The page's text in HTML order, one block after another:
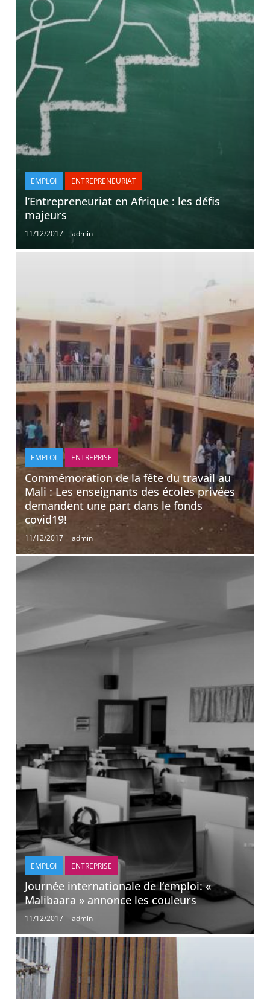
EMPLOI ENTREPRENEURIAT
l’Entrepreneuriat en Afrique : les défis
majeurs
11/12/2017 admin
EMPLOI ENTREPRISE
Commémoration de la fête du travail au
Mali : Les enseignants des écoles privées
demandent une part dans le fonds
covid19!
11/12/2017 admin
EMPLOI ENTREPRISE
Journée internationale de l’emploi: «
Malibaara » annonce les couleurs
11/12/2017 admin